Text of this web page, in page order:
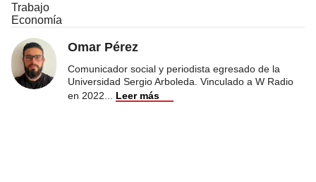
Trabajo
Economía
Omar Pérez
Comunicador social y periodista egresado de la
Universidad Sergio Arboleda. Vinculado a W Radio
en 2022
Leer más